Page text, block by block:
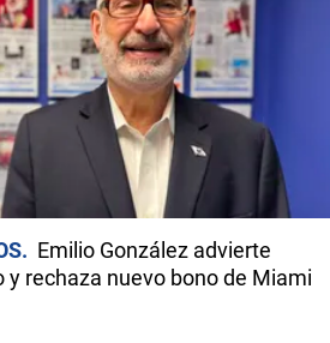
Emilio González advierte
y rechaza nuevo bono de Miami